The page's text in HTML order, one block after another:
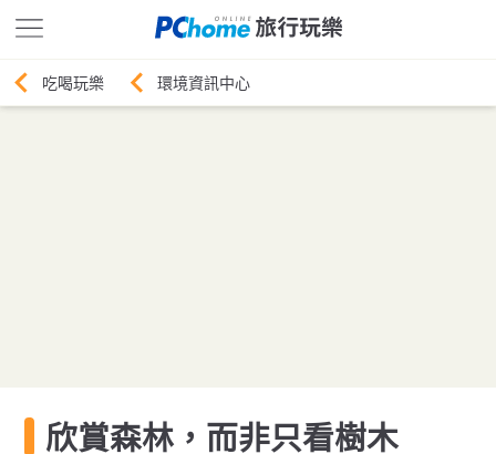
環境資訊中心
欣賞森林，而非只看樹木